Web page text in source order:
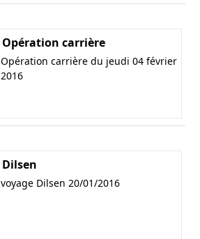
Opération carrière
Opération carrière du jeudi 04 février
2016
Dilsen
voyage Dilsen 20/01/2016